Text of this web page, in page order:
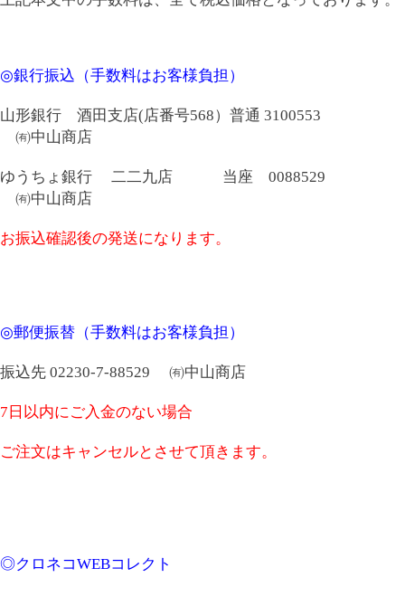
◎銀行振込（手数料はお客様負担）
山形銀行 酒田支店(店番号568）普通 3100553
㈲中山商店
ゆうちょ銀行 二二九店 当座 0088529
㈲中山商店
お振込確認後の発送になります。
◎郵便振替（手数料はお客様負担）
振込先 02230-7-88529 ㈲中山商店
7日以内にご入金のない場合
ご注文はキャンセルとさせて頂きます。
◎クロネコWEBコレクト